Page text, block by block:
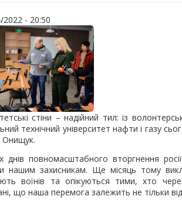
- 20:50
стіни – надійний тил: із
технічний університет нафти і газу
Онищук.
днів повномасштабного вторгнення
нашим захисникам. Ще місяць тому
воїнів та опікуються тими, хто
що наша перемога залежить не тільки